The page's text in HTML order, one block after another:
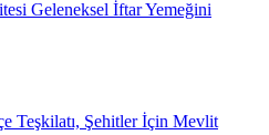
Geleneksel İftar Yemeğini
Teşkilatı, Şehitler İçin Mevlit